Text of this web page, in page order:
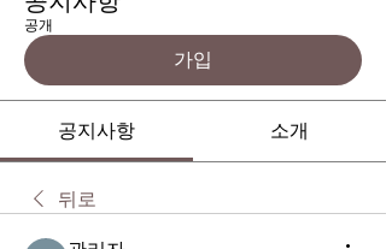
공개
가입
공지사항 소개
뒤로